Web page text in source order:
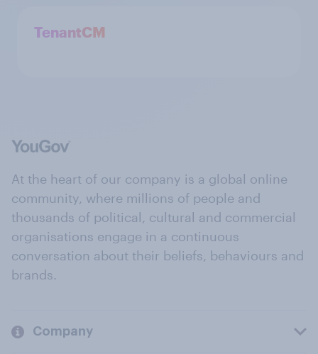
TenantCM
At the heart of our company is a global online
community, where millions of people and
thousands of political, cultural and commercial
organisations engage in a continuous
conversation about their beliefs, behaviours and
brands.
Company